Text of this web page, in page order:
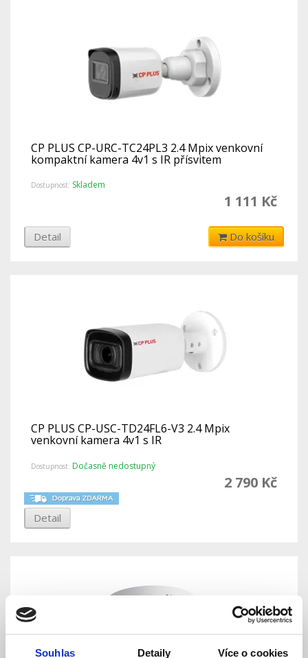
Souhlas Detaily Více o cookies
CP PLUS CP-URC-TC24PL3 2.4 Mpix venkovní
kompaktní kamera 4v1 s IR přísvitem
Dostupnost: Skladem
1 111 Kč
Detail Do košíku
CP PLUS CP-USC-TD24FL6-V3 2.4 Mpix
venkovní kamera 4v1 s IR
Dostupnost: Dočasně nedostupný
2 790 Kč
Detail